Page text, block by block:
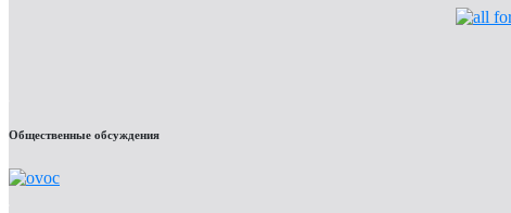
Общественные обсуждения